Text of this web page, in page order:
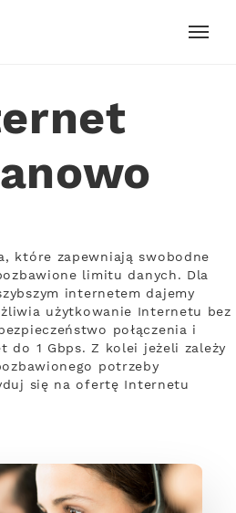
które zapewniają swobodne
limitu danych. Dla
internetem dajemy
użytkowanie Internetu bez
połączenia i
do 1 Gbps. Z kolei jeżeli zależy
potrzeby
się na ofertę Internetu